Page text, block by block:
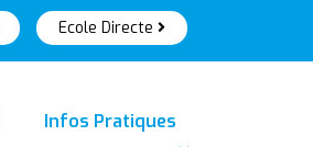
Ecole Directe
Infos Pratiques